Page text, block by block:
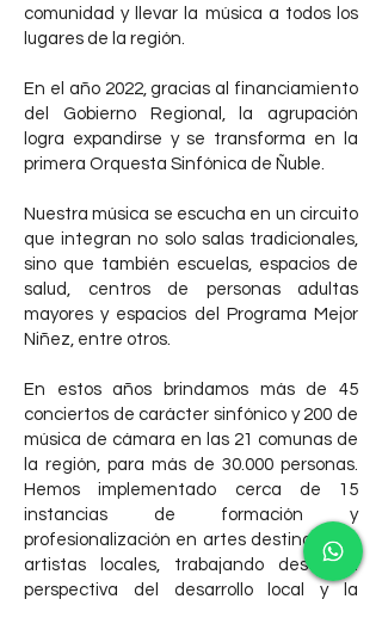
comunidad y llevar la música a todos los
lugares de la región.
En el año 2022, gracias al financiamiento
del Gobierno Regional, la agrupación
logra expandirse y se transforma en la
primera Orquesta Sinfónica de Ñuble.
Nuestra música se escucha en un circuito
que integran no solo salas tradicionales,
sino que también escuelas, espacios de
salud, centros de personas adultas
mayores y espacios del Programa Mejor
Niñez, entre otros.
En estos años brindamos más de 45
conciertos de carácter sinfónico y 200 de
música de cámara en las 21 comunas de
la región, para más de 30.000 personas.
Hemos implementado cerca de 15
instancias de formación y
profesionalización en artes destinadas a
artistas locales, trabajando desde la
perspectiva del desarrollo local y la